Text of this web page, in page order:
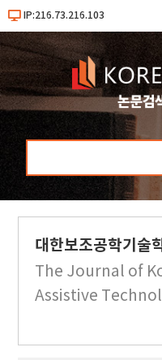
IP:216.73.216.103
대한보조공학기술
The Journal of
Assistive